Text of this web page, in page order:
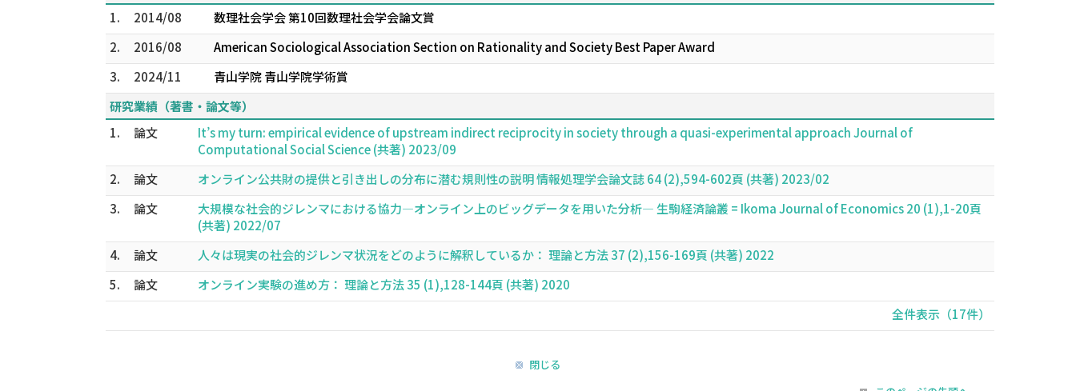
1.
2014/08
数理社会学会 第10回数理社会学会論文賞
2.
2016/08
American Sociological Association Section on Rationality and Society Best Paper Award
3.
2024/11
青山学院 青山学院学術賞
研究業績（著書・論文等）
1.
論文
It’s my turn: empirical evidence of upstream indirect reciprocity in society through a quasi-experimental approach Journal of
Computational Social Science (共著) 2023/09
2.
論文
オンライン公共財の提供と引き出しの分布に潜む規則性の説明 情報処理学会論文誌 64 (2),594-602頁 (共著) 2023/02
3.
論文
大規模な社会的ジレンマにおける協力―オンライン上のビッグデータを用いた分析― 生駒経済論叢 = Ikoma Journal of Economics 20 (1),1-20頁
(共著) 2022/07
4.
論文
人々は現実の社会的ジレンマ状況をどのように解釈しているか： 理論と方法 37 (2),156-169頁 (共著) 2022
5.
論文
オンライン実験の進め方： 理論と方法 35 (1),128-144頁 (共著) 2020
全件表示（17件）
閉じる